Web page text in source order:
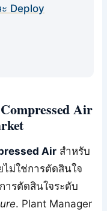
Deploy
Air
Air สำหรับ
ไม่ใช่การตัดสินใจ
ารตัดสินใจระดับ
. Plant Manager